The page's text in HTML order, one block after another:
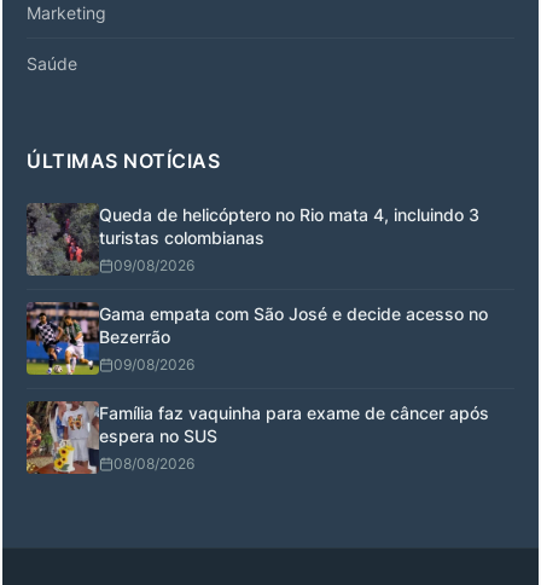
Marketing
Saúde
ÚLTIMAS NOTÍCIAS
Queda de helicóptero no Rio mata 4, incluindo 3
turistas colombianas
09/08/2026
Gama empata com São José e decide acesso no
Bezerrão
09/08/2026
Família faz vaquinha para exame de câncer após
espera no SUS
08/08/2026